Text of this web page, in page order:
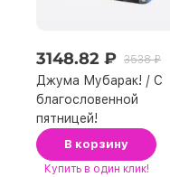
3148.82 ₽ 3538 ₽
Джума Мубарак! / С
благословенной
пятницей!
В корзину
Купить в один клик!